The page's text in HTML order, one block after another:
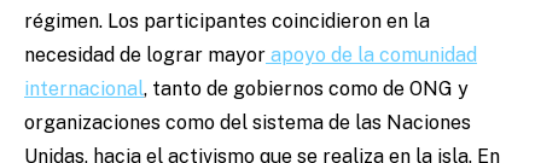
régimen. Los participantes coincidieron en la
necesidad de lograr mayor apoyo de la comunidad
internacional, tanto de gobiernos como de ONG y
organizaciones como del sistema de las Naciones
Unidas, hacia el activismo que se realiza en la isla. En